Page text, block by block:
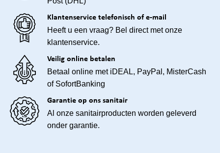
Klantenservice telefonisch of e-mail
Heeft u een vraag? Bel direct met onze
klantenservice.
Veilig online betalen
Betaal online met iDEAL, PayPal, MisterCash
of SofortBanking
Garantie op ons sanitair
Al onze sanitairproducten worden geleverd
onder garantie.